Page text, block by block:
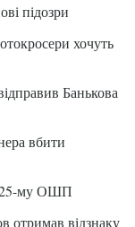
підозри
хочуть
Банькова
вбити
му ОШП
отримав відзнаку